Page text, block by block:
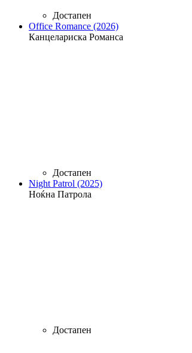
Достапен
Office Romance (2026)
Канцелариска Романса
Достапен
Night Patrol (2025)
Ноќна Патрола
Достапен